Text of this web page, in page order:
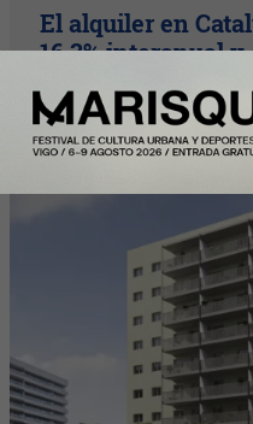
El alquiler en
16,3% interanual